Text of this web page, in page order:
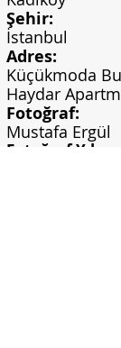
Şehir:
İstanbul
Adres:
Küçükmoda
Haydar
Fotoğraf:
Mustafa Ergül
Fotoğraf Yılı: